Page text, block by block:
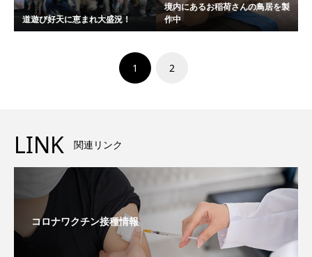
道遊び好天に恵まれ大盛況！
境内にあるお稲荷さんの鳥居を製
作中
1 2
LINK 関連リンク
コロナワクチン接種情報